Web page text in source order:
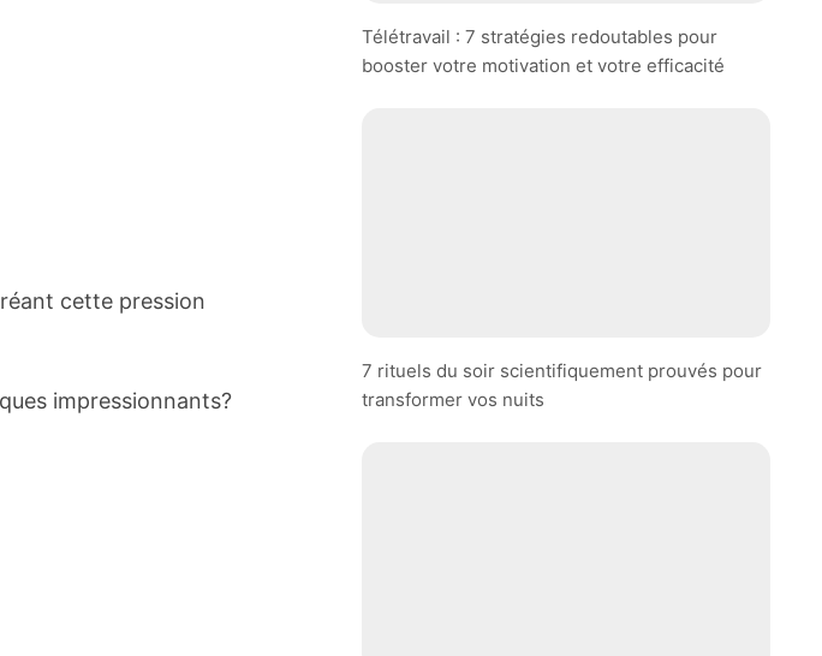
cette pression
impressionnants?
Télétravail : 7 stratégies redoutables pour
booster votre motivation et votre efficacité
7 rituels du soir scientifiquement prouvés pour
transformer vos nuits